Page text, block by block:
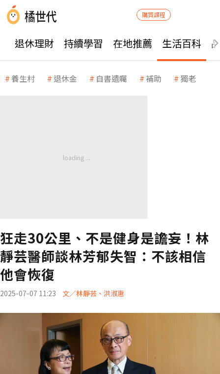
購買課程
退休理財 持續學習 在地推薦 生活百科
養生村 退休金 自書遺囑 補助 獨老
狂走30公里、不是健身是譫妄！林
靜芸醫師談林芳郁失智：不該相信
他會恢復
2025-07-07 11:23 文／林靜芸、洪淑惠